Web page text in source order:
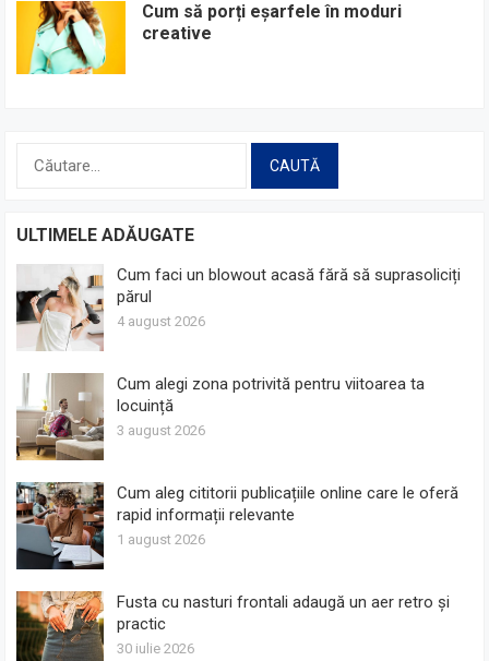
Cum să porți eșarfele în moduri
creative
Caută
ULTIMELE ADĂUGATE
Cum faci un blowout acasă fără să suprasoliciți
părul
4 august 2026
Cum alegi zona potrivită pentru viitoarea ta
locuință
3 august 2026
Cum aleg cititorii publicațiile online care le oferă
rapid informații relevante
1 august 2026
Fusta cu nasturi frontali adaugă un aer retro și
practic
30 iulie 2026